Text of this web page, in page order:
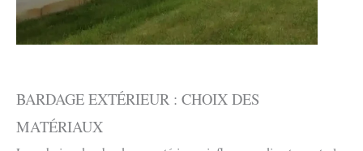
BARDAGE EXTÉRIEUR : CHOIX DES
MATÉRIAUX